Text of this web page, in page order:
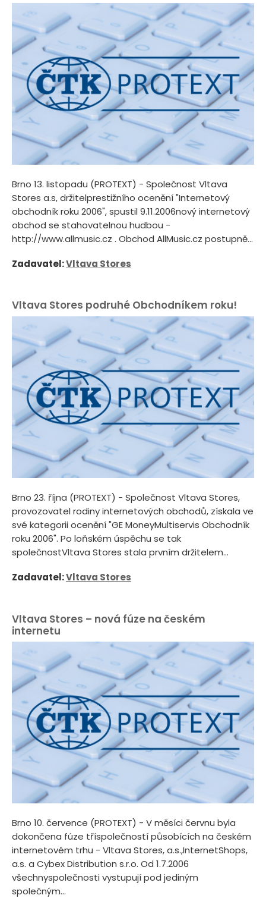
Brno 13. listopadu (PROTEXT) - Společnost Vltava
Stores a.s, držitelprestižního ocenění "Internetový
obchodník roku 2006", spustil 9.11.2006nový internetový
obchod se stahovatelnou hudbou -
http://www.allmusic.cz . Obchod AllMusic.cz postupně...
Zadavatel:Vltava Stores
Vltava Stores podruhé Obchodníkem roku!
Brno 23. října (PROTEXT) - Společnost Vltava Stores,
provozovatel rodiny internetových obchodů, získala ve
své kategorii ocenění "GE MoneyMultiservis Obchodník
roku 2006". Po loňském úspěchu se tak
společnostVltava Stores stala prvním držitelem...
Zadavatel:Vltava Stores
Vltava Stores – nová fúze na českém
internetu
Brno 10. července (PROTEXT) - V měsíci červnu byla
dokončena fúze tříspolečností působících na českém
internetovém trhu - Vltava Stores, a.s.,InternetShops,
a.s. a Cybex Distribution s.r.o. Od 1.7.2006
všechnyspolečnosti vystupují pod jediným
společným...